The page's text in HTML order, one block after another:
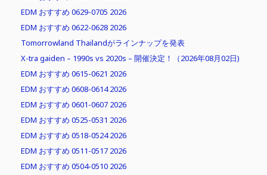
EDM おすすめ 0629-0705 2026
EDM おすすめ 0622-0628 2026
Tomorrowland Thailandがラインナップを発表
X-tra gaiden – 1990s vs 2020s – 開催決定！（2026年08月02日)
EDM おすすめ 0615-0621 2026
EDM おすすめ 0608-0614 2026
EDM おすすめ 0601-0607 2026
EDM おすすめ 0525-0531 2026
EDM おすすめ 0518-0524 2026
EDM おすすめ 0511-0517 2026
EDM おすすめ 0504-0510 2026